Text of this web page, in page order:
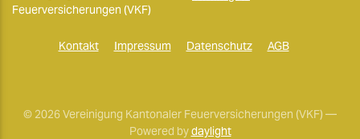
Feuerversicherungen (VKF)
Kontakt Impressum Datenschutz AGB
© 2026 Vereinigung Kantonaler Feuerversicherungen (VKF) —
Powered bydaylight